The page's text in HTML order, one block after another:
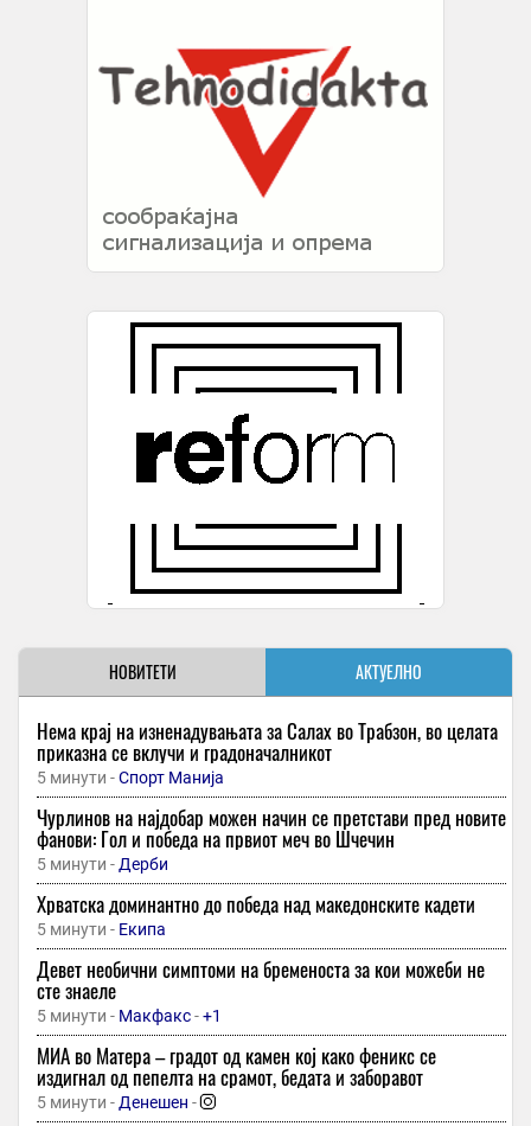
НОВИТЕТИ АКТУЕЛНО
Нема крај на изненадувањата за Салах во Трабзон, во целата
приказна се вклучи и градоначалникот
5 минути -Спорт Манија
Чурлинов на најдобар можен начин се претстави пред новите
фанови: Гол и победа на првиот меч во Шчечин
5 минути - Дерби
Хрватска доминантно до победа над македонските кадети
5 минути - Екипа
Девет необични симптоми на бременоста за кои можеби не
сте знаеле
5 минути - Макфакс-+1
МИА во Матера – градот од камен кој како феникс се
издигнал од пепелта на срамот, бедата и заборавот
5 минути - Денешен -